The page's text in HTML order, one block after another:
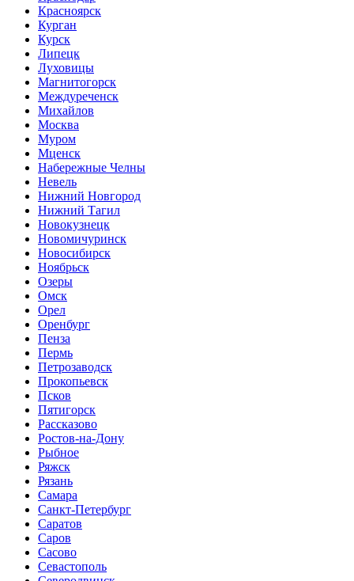
Красноярск
Курган
Курск
Липецк
Луховицы
Магнитогорск
Междуреченск
Михайлов
Москва
Муром
Мценск
Набережные Челны
Невель
Нижний Новгород
Нижний Тагил
Новокузнецк
Новомичуринск
Новосибирск
Ноябрьск
Озеры
Омск
Орел
Оренбург
Пенза
Пермь
Петрозаводск
Прокопьевск
Псков
Пятигорск
Рассказово
Ростов-на-Дону
Рыбное
Ряжск
Рязань
Самара
Санкт-Петербург
Саратов
Саров
Сасово
Севастополь